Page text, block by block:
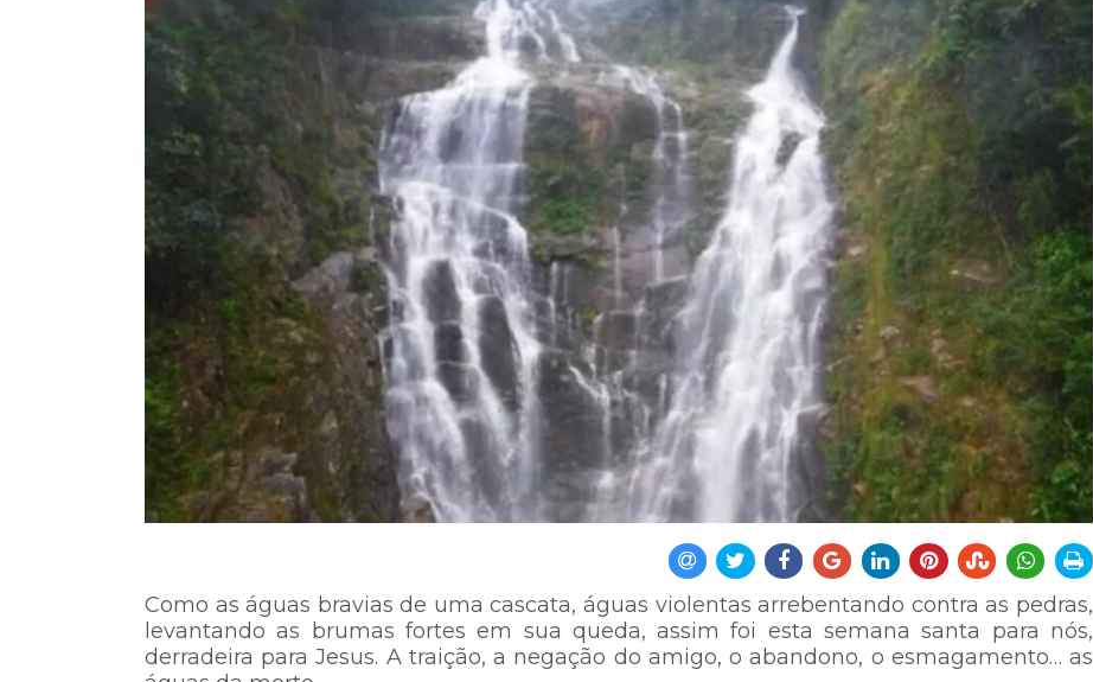
Como as águas bravias de uma cascata, águas violentas arrebentando contra as pedras,
levantando as brumas fortes em sua queda, assim foi esta semana santa para nós,
derradeira para Jesus. A traição, a negação do amigo, o abandono, o esmagamento… as